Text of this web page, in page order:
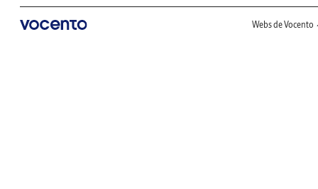
Webs de Vocento